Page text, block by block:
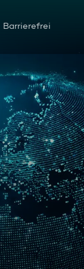
Barrierefrei